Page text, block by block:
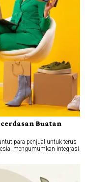
Buatan
para penjual untuk terus
mengumumkan integrasi